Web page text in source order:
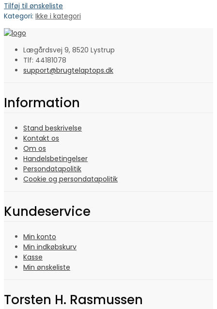
Tilføj til ønskeliste
Kategori: Ikke i kategori
Lægårdsvej 9, 8520 Lystrup
Tlf: 44181078
support@brugtelaptops.dk
Information
Stand beskrivelse
Kontakt os
Om os
Handelsbetingelser
Persondatapolitik
Cookie og persondatapolitik
Kundeservice
Min konto
Min indkøbskurv
Kasse
Min ønskeliste
Torsten H. Rasmussen